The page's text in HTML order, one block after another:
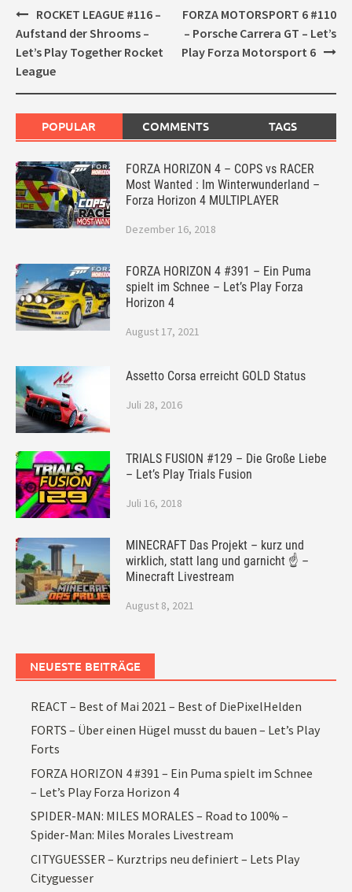
Post
navigation
ROCKET LEAGUE #116 –
Aufstand der Shrooms –
Let’s Play Together Rocket
League
FORZA MOTORSPORT 6 #110
– Porsche Carrera GT – Let’s
Play Forza Motorsport 6
POPULAR COMMENTS TAGS
FORZA HORIZON 4 – COPS vs RACER
Most Wanted : Im Winterwunderland –
Forza Horizon 4 MULTIPLAYER
Dezember 16, 2018
FORZA HORIZON 4 #391 – Ein Puma
spielt im Schnee – Let’s Play Forza
Horizon 4
August 17, 2021
Assetto Corsa erreicht GOLD Status
Juli 28, 2016
TRIALS FUSION #129 – Die Große Liebe
– Let’s Play Trials Fusion
Juli 16, 2018
MINECRAFT Das Projekt – kurz und
wirklich, statt lang und garnicht ☝ –
Minecraft Livestream
August 8, 2021
NEUESTE BEITRÄGE
REACT – Best of Mai 2021 – Best of DiePixelHelden
FORTS – Über einen Hügel musst du bauen – Let’s Play
Forts
FORZA HORIZON 4 #391 – Ein Puma spielt im Schnee
– Let’s Play Forza Horizon 4
SPIDER-MAN: MILES MORALES – Road to 100% –
Spider-Man: Miles Morales Livestream
CITYGUESSER – Kurztrips neu definiert – Lets Play
Cityguesser